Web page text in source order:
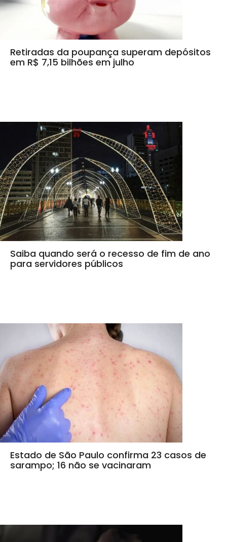
Retiradas da poupança superam depósitos
em R$ 7,15 bilhões em julho
Saiba quando será o recesso de fim de ano
para servidores públicos
Estado de São Paulo confirma 23 casos de
sarampo; 16 não se vacinaram